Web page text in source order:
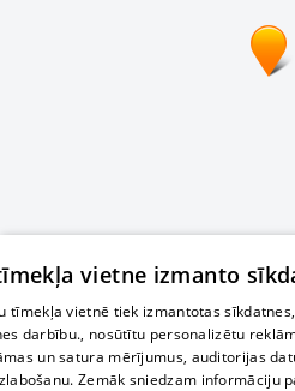
vietne izmanto
tīmekļa vietnē tiek izmantotas
darbību., nosūtītu personalizētu
un satura mērījumus, auditorijas
Zemāk sniedzam informāciju